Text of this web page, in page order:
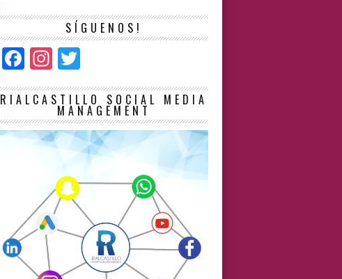
SÍGUENOS!
Facebook
Instagram
RIALCASTILLO SOCIAL MEDIA
MANAGEMENT